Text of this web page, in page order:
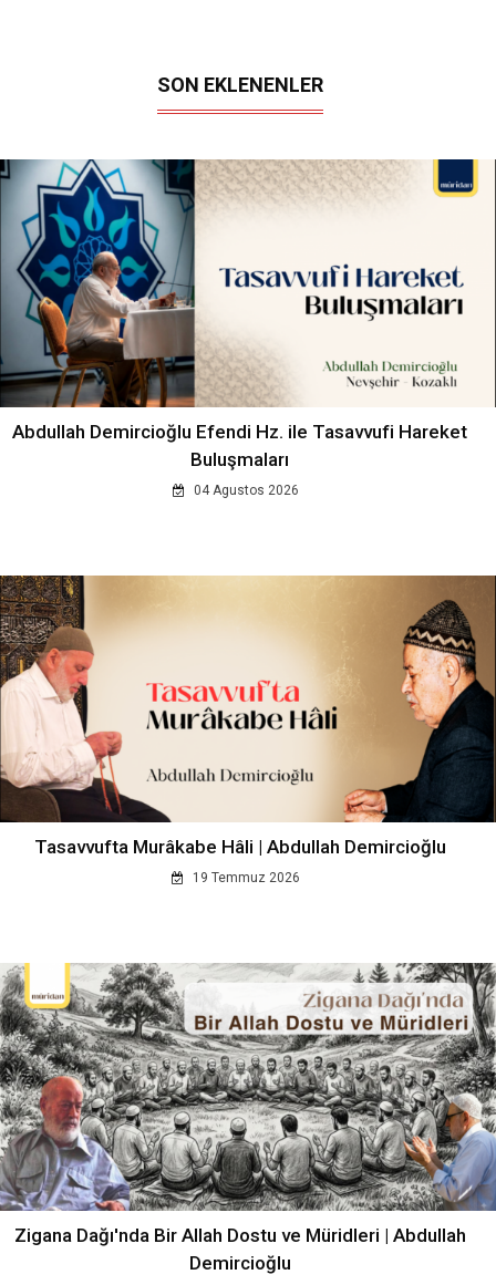
SON EKLENENLER
Abdullah Demircioğlu Efendi Hz. ile Tasavvufi Hareket
Buluşmaları
04 Agustos 2026
Tasavvufta Murâkabe Hâli | Abdullah Demircioğlu
19 Temmuz 2026
Zigana Dağı'nda Bir Allah Dostu ve Müridleri | Abdullah
Demircioğlu